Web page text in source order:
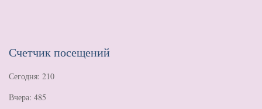
Счетчик посещений
Сегодня: 210
Вчера: 485